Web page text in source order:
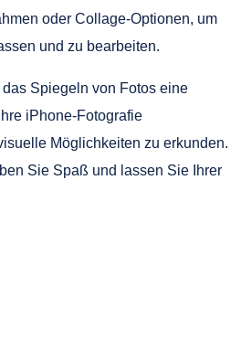
oder Collage-Optionen, um
und zu bearbeiten.
Spiegeln von Fotos eine
iPhone-Fotografie
Möglichkeiten zu erkunden.
Sie Spaß und lassen Sie Ihrer